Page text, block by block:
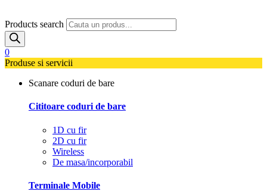
Products search
0
Produse si servicii
Scanare coduri de bare
Cititoare coduri de bare
1D cu fir
2D cu fir
Wireless
De masa/incorporabil
Terminale Mobile